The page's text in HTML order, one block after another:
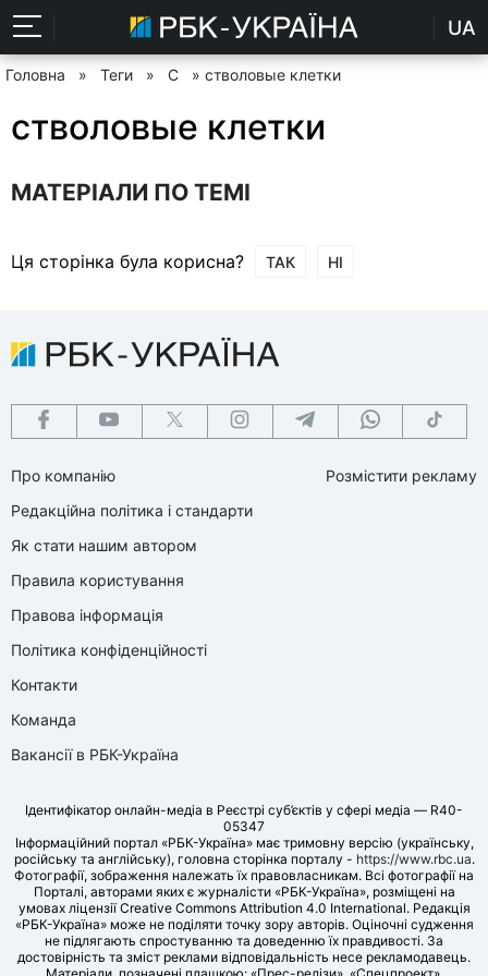
UA
Головна » Теги » С » стволовые клетки
стволовые клетки
МАТЕРІАЛИ ПО ТЕМІ
Ця сторінка була корисна? ТАК НІ
Про компанію
Редакційна політика і стандарти
Як стати нашим автором
Правила користування
Правова інформація
Політика конфіденційності
Контакти
Команда
Вакансії в РБК-Україна
Розмістити рекламу
Ідентифікатор онлайн-медіа в Реєстрі суб’єктів у сфері медіа — R40-
05347
Інформаційний портал «РБК-Україна» має тримовну версію (українську,
російську та англійську), головна сторінка порталу - https://www.rbc.ua.
Фотографії, зображення належать їх правовласникам. Всі фотографії на
Порталі, авторами яких є журналісти «РБК-Україна», розміщені на
умовах ліцензії Creative Commons Attribution 4.0 International. Редакція
«РБК-Україна» може не поділяти точку зору авторів. Оціночні судження
не підлягають спростуванню та доведенню їх правдивості. За
достовірність та зміст реклами відповідальність несе рекламодавець.